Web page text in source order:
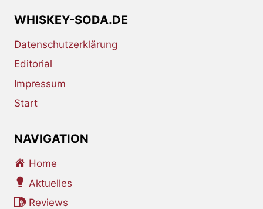
WHISKEY-SODA.DE
Datenschutzerklärung
Editorial
Impressum
Start
NAVIGATION
Home
Aktuelles
Reviews